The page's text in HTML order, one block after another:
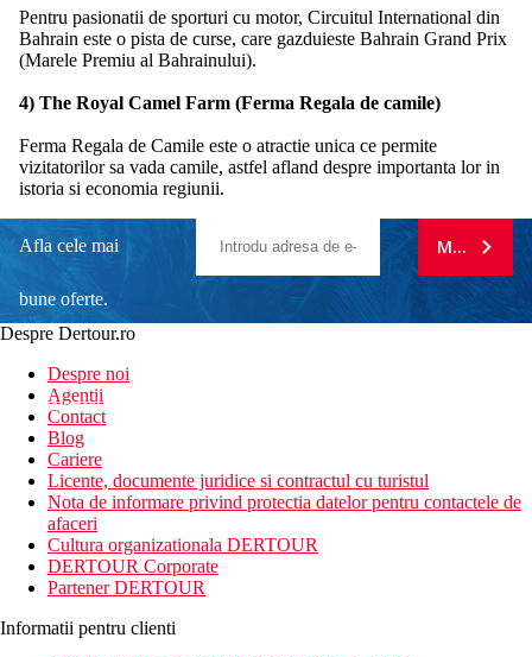
Pentru pasionatii de sporturi cu motor, Circuitul International din
Bahrain este o pista de curse, care gazduieste Bahrain Grand Prix
(Marele Premiu al Bahrainului).
4) The Royal Camel Farm (Ferma Regala de camile)
Ferma Regala de Camile este o atractie unica ce permite
vizitatorilor sa vada camile, astfel afland despre importanta lor in
istoria si economia regiunii.
Afla cele mai
bune oferte.
newsletter!
MA
Despre Dertour.ro
Despre noi
Agentii
Contact
Blog
Cariere
Licente, documente juridice si contractul cu turistul
Nota de informare privind protectia datelor pentru contactele de
afaceri
Cultura organizationala DERTOUR
DERTOUR Corporate
Partener DERTOUR
Informatii pentru clienti